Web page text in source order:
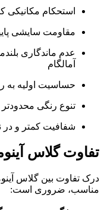
استحکام مکانیکی
مقاومت سایشی
عدم ماندگاری
آمالگام
حساسیت اولیه
تنوع رنگی
شفافیت کمتر و در
تفاوت گلاس
درک تفاوت بین گلاس
مناسب، ضروری است: